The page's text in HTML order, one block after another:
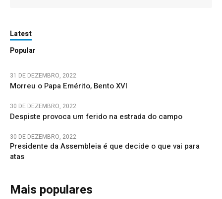
Latest
Popular
31 DE DEZEMBRO, 2022
Morreu o Papa Emérito, Bento XVI
30 DE DEZEMBRO, 2022
Despiste provoca um ferido na estrada do campo
30 DE DEZEMBRO, 2022
Presidente da Assembleia é que decide o que vai para
atas
Mais populares